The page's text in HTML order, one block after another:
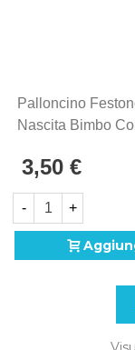
Palloncino
Nascita Bimbo
Super Shape 39"
In Mylar, 1pz.
3,50 €
- +